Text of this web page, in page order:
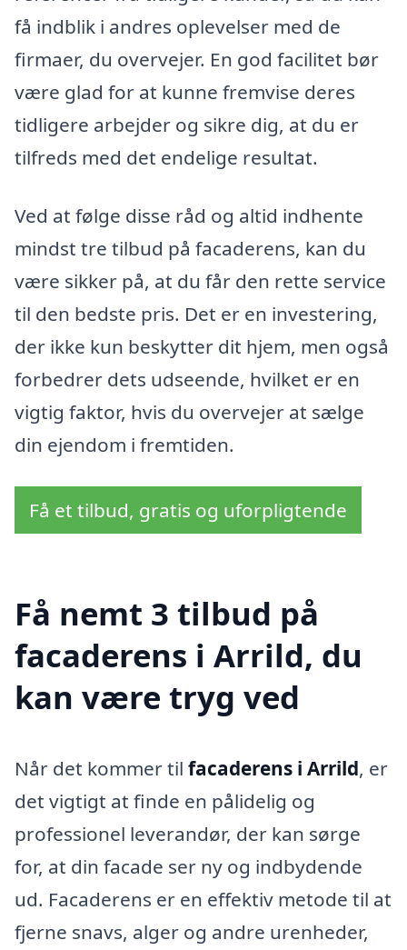
få indblik i andres oplevelser med de
firmaer, du overvejer. En god facilitet bør
være glad for at kunne fremvise deres
tidligere arbejder og sikre dig, at du er
tilfreds med det endelige resultat.
Ved at følge disse råd og altid indhente
mindst tre tilbud på facaderens, kan du
være sikker på, at du får den rette service
til den bedste pris. Det er en investering,
der ikke kun beskytter dit hjem, men også
forbedrer dets udseende, hvilket er en
vigtig faktor, hvis du overvejer at sælge
din ejendom i fremtiden.
Få et tilbud, gratis og uforpligtende
Få nemt 3 tilbud på
facaderens i Arrild, du
kan være tryg ved
Når det kommer til facaderens i Arrild, er
det vigtigt at finde en pålidelig og
professionel leverandør, der kan sørge
for, at din facade ser ny og indbydende
ud. Facaderens er en effektiv metode til at
fjerne snavs, alger og andre urenheder,